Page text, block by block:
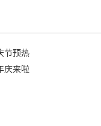
节预热
庆来啦